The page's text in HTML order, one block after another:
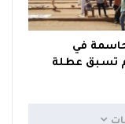
في
تسبق عطلة